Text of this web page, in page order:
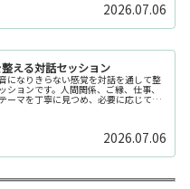
2026.07.06
える対話セッション
になりきらない感覚を対話を通して整
ションです。人間関係、ご縁、仕事、
ーマを丁寧に見つめ、必要に応じてカ
2026.07.06